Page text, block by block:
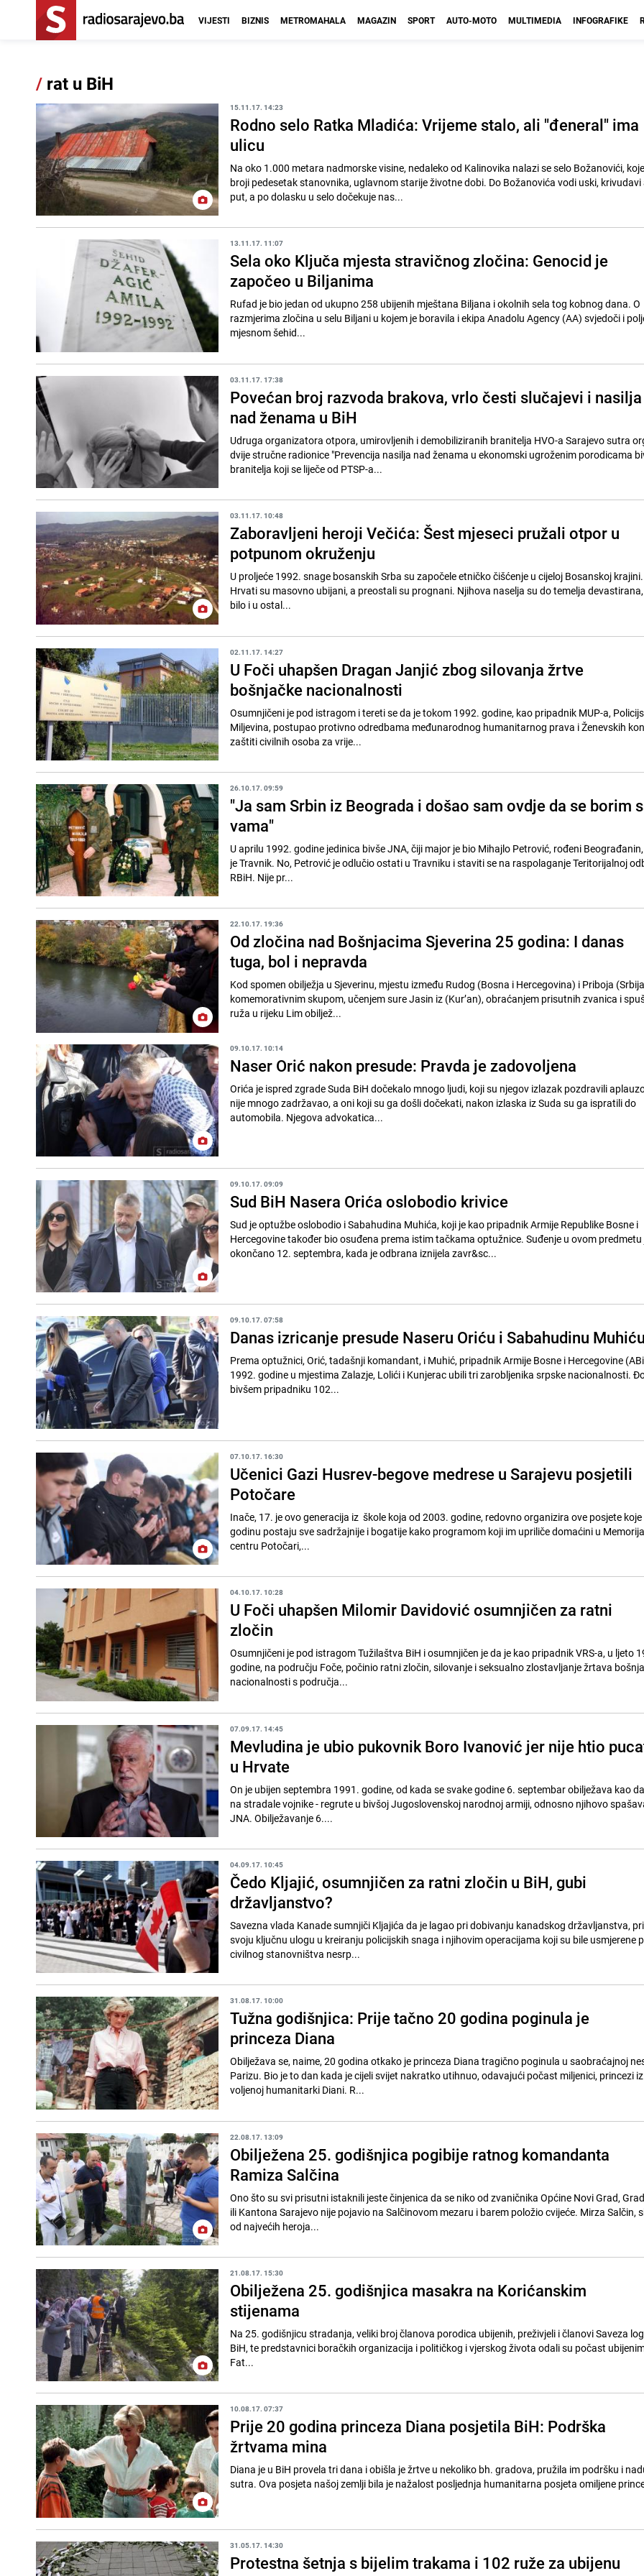
VIJESTI BIZNIS METROMAHALA MAGAZIN SPORT AUTO-MOTO MULTIMEDIA INFOGRAFIKE
/ rat u BiH
15.11.17. 14:23
Rodno selo Ratka Mladića: Vrijeme stalo, ali "đeneral" ima
ulicu
Na oko 1.000 metara nadmorske visine, nedaleko od Kalinovika nalazi se selo Božanovići,
broji pedesetak stanovnika, uglavnom starije životne dobi. Do Božanovića vodi uski,
put, a po dolasku u selo dočekuje nas...
13.11.17. 11:07
Sela oko Ključa mjesta stravičnog zločina: Genocid je
započeo u Biljanima
Rufad je bio jedan od ukupno 258 ubijenih mještana Biljana i okolnih sela tog kobnog dana. O
razmjerima zločina u selu Biljani u kojem je boravila i ekipa Anadolu Agency (AA) svjedoči i
mjesnom šehid...
03.11.17. 17:38
Povećan broj razvoda brakova, vrlo česti slučajevi i nasilja
nad ženama u BiH
Udruga organizatora otpora, umirovljenih i demobiliziranih branitelja HVO-a Sarajevo sutra
dvije stručne radionice "Prevencija nasilja nad ženama u ekonomski ugroženim porodicama
branitelja koji se liječe od PTSP-a...
03.11.17. 10:48
Zaboravljeni heroji Večića: Šest mjeseci pružali otpor u
potpunom okruženju
U proljeće 1992. snage bosanskih Srba su započele etničko čišćenje u cijeloj Bosanskoj
Hrvati su masovno ubijani, a preostali su prognani. Njihova naselja su do temelja
bilo i u ostal...
02.11.17. 14:27
U Foči uhapšen Dragan Janjić zbog silovanja žrtve
bošnjačke nacionalnosti
Osumnjičeni je pod istragom i tereti se da je tokom 1992. godine, kao pripadnik MUP-a,
Miljevina, postupao protivno odredbama međunarodnog humanitarnog prava i Ženevskih
zaštiti civilnih osoba za vrije...
26.10.17. 09:59
"Ja sam Srbin iz Beograda i došao sam ovdje da se borim
vama"
U aprilu 1992. godine jedinica bivše JNA, čiji major je bio Mihajlo Petrović, rođeni
je Travnik. No, Petrović je odlučio ostati u Travniku i staviti se na raspolaganje Teritorijalnoj
RBiH. Nije pr...
22.10.17. 19:36
Od zločina nad Bošnjacima Sjeverina 25 godina: I danas
tuga, bol i nepravda
Kod spomen obilježja u Sjeverinu, mjestu između Rudog (Bosna i Hercegovina) i Priboja
komemorativnim skupom, učenjem sure Jasin iz (Kur’an), obraćanjem prisutnih zvanica i
ruža u rijeku Lim obiljež...
09.10.17. 10:14
Naser Orić nakon presude: Pravda je zadovoljena
Orića je ispred zgrade Suda BiH dočekalo mnogo ljudi, koji su njegov izlazak pozdravili
nije mnogo zadržavao, a oni koji su ga došli dočekati, nakon izlaska iz Suda su ga ispratili do
automobila. Njegova advokatica...
09.10.17. 09:09
Sud BiH Nasera Orića oslobodio krivice
Sud je optužbe oslobodio i Sabahudina Muhića, koji je kao pripadnik Armije Republike Bosne i
Hercegovine također bio osuđena prema istim tačkama optužnice. Suđenje u ovom predmetu
okončano 12. septembra, kada je odbrana iznijela zavr&sc...
09.10.17. 07:58
Danas izricanje presude Naseru Oriću i Sabahudinu Muhiću
Prema optužnici, Orić, tadašnji komandant, i Muhić, pripadnik Armije Bosne i Hercegovine
1992. godine u mjestima Zalazje, Lolići i Kunjerac ubili tri zarobljenika srpske nacionalnosti.
bivšem pripadniku 102...
07.10.17. 16:30
Učenici Gazi Husrev-begove medrese u Sarajevu posjetili
Potočare
Inače, 17. je ovo generacija iz škole koja od 2003. godine, redovno organizira ove posjete koje
godinu postaju sve sadržajnije i bogatije kako programom koji im upriliče domaćini u
centru Potočari,...
04.10.17. 10:28
U Foči uhapšen Milomir Davidović osumnjičen za ratni
zločin
Osumnjičeni je pod istragom Tužilaštva BiH i osumnjičen je da je kao pripadnik VRS-a, u ljeto
godine, na području Foče, počinio ratni zločin, silovanje i seksualno zlostavljanje žrtava
nacionalnosti s područja...
07.09.17. 14:45
Mevludina je ubio pukovnik Boro Ivanović jer nije htio
u Hrvate
On je ubijen septembra 1991. godine, od kada se svake godine 6. septembar obilježava kao
na stradale vojnike - regrute u bivšoj Jugoslovenskoj narodnoj armiji, odnosno njihovo
JNA. Obilježavanje 6....
04.09.17. 10:45
Čedo Kljajić, osumnjičen za ratni zločin u BiH, gubi
državljanstvo?
Savezna vlada Kanade sumnjiči Kljajića da je lagao pri dobivanju kanadskog državljanstva,
svoju ključnu ulogu u kreiranju policijskih snaga i njihovim operacijama koji su bile usmjerene
civilnog stanovništva nesrp...
31.08.17. 10:00
Tužna godišnjica: Prije tačno 20 godina poginula je
princeza Diana
Obilježava se, naime, 20 godina otkako je princeza Diana tragično poginula u saobraćajnoj
Parizu. Bio je to dan kada je cijeli svijet nakratko utihnuo, odavajući počast miljenici, princezi
voljenoj humanitarki Diani. R...
22.08.17. 13:09
Obilježena 25. godišnjica pogibije ratnog komandanta
Ramiza Salčina
Ono što su svi prisutni istaknili jeste činjenica da se niko od zvaničnika Općine Novi Grad,
ili Kantona Sarajevo nije pojavio na Salčinovom mezaru i barem položio cvijeće. Mirza Salčin,
od najvećih heroja...
21.08.17. 15:30
Obilježena 25. godišnjica masakra na Korićanskim
stijenama
Na 25. godišnjicu stradanja, veliki broj članova porodica ubijenih, preživjeli i članovi Saveza
BiH, te predstavnici boračkih organizacija i političkog i vjerskog života odali su počast
Fat...
10.08.17. 07:37
Prije 20 godina princeza Diana posjetila BiH: Podrška
žrtvama mina
Diana je u BiH provela tri dana i obišla je žrtve u nekoliko bh. gradova, pružila im podršku i
sutra. Ova posjeta našoj zemlji bila je nažalost posljednja humanitarna posjeta omiljene
31.05.17. 14:30
Protestna šetnja s bijelim trakama i 102 ruže za ubijenu